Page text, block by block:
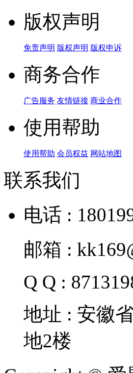
版权声明
免责声明 版权声明 版权申诉
商务合作
广告服务 友情链接 商业合作
使用帮助
使用帮助 会员权益 网站地图
联系我们
电话 :
邮箱 :
Q Q :
地址 : 安徽
地2楼